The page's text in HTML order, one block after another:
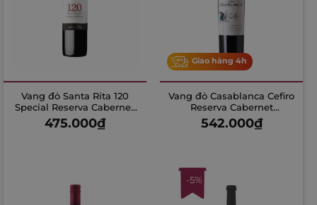
Vang đỏ Santa Rita 120
Special Reserva Cabernet
Sauvignon
475.000₫
Giao hàng 4h
Vang đỏ Casablanca Cefiro
Reserva Cabernet
Sauvignon
542.000₫
-5%